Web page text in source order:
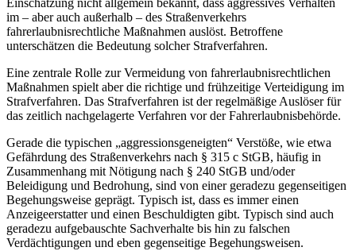
Einschätzung nicht allgemein bekannt, dass aggressives Verhalten
im – aber auch außerhalb – des Straßenverkehrs
fahrerlaubnisrechtliche Maßnahmen auslöst. Betroffene
unterschätzen die Bedeutung solcher Strafverfahren.
Eine zentrale Rolle zur Vermeidung von fahrerlaubnisrechtlichen
Maßnahmen spielt aber die richtige und frühzeitige Verteidigung im
Strafverfahren. Das Strafverfahren ist der regelmäßige Auslöser für
das zeitlich nachgelagerte Verfahren vor der Fahrerlaubnisbehörde.
Gerade die typischen „aggressionsgeneigten“ Verstöße, wie etwa
Gefährdung des Straßenverkehrs nach § 315 c StGB, häufig in
Zusammenhang mit Nötigung nach § 240 StGB und/oder
Beleidigung und Bedrohung, sind von einer geradezu gegenseitigen
Begehungsweise geprägt. Typisch ist, dass es immer einen
Anzeigeerstatter und einen Beschuldigten gibt. Typisch sind auch
geradezu aufgebauschte Sachverhalte bis hin zu falschen
Verdächtigungen und eben gegenseitige Begehungsweisen.